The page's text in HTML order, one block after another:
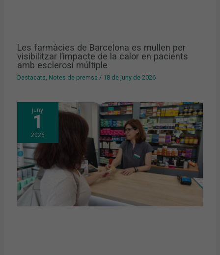
Les farmàcies de Barcelona es mullen per
visibilitzar l’impacte de la calor en pacients
amb esclerosi múltiple
Destacats, Notes de premsa / 18 de juny de 2026
juny
1
2026